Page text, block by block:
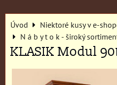
Úvod
Niektoré kusy v e-
N á b y t o k - široký
KLASIK Modul